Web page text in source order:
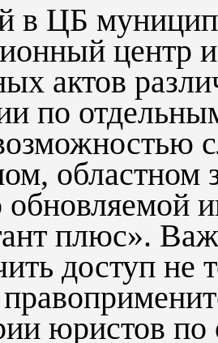
в ЦБ
центр
актов
по
областном
обновляемой
плюс».
доступ не
юристов по